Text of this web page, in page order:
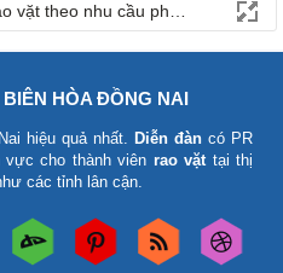
vặt theo nhu cầu phổ biến
HÒA ĐỒNG NAI
hiệu quả nhất. Diễn đàn có PR
cho thành viên rao vặttại thị
các tỉnh lân cận.